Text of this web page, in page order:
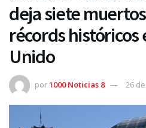
deja siete
récords históricos
Unido
por1000 Noticias 8 26